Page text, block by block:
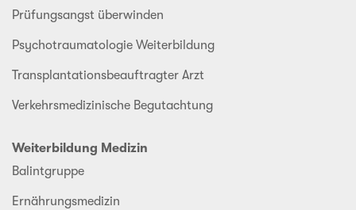
Prüfungsangst überwinden
Psychotraumatologie Weiterbildung
Transplantationsbeauftragter Arzt
Verkehrsmedizinische Begutachtung
Weiterbildung Medizin
Balintgruppe
Ernährungsmedizin